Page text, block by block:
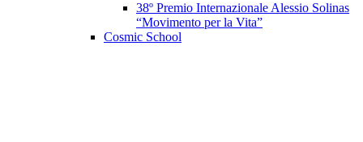
38º Premio Internazionale Alessio Solinas
“Movimento per la Vita”
Cosmic School